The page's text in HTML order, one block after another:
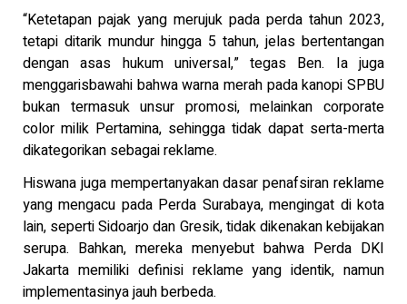
“Ketetapan pajak yang merujuk pada perda tahun 2023,
tetapi ditarik mundur hingga 5 tahun, jelas bertentangan
dengan asas hukum universal,” tegas Ben. Ia juga
menggarisbawahi bahwa warna merah pada kanopi SPBU
bukan termasuk unsur promosi, melainkan corporate
color milik Pertamina, sehingga tidak dapat serta-merta
dikategorikan sebagai reklame.
Hiswana juga mempertanyakan dasar penafsiran reklame
yang mengacu pada Perda Surabaya, mengingat di kota
lain, seperti Sidoarjo dan Gresik, tidak dikenakan kebijakan
serupa. Bahkan, mereka menyebut bahwa Perda DKI
Jakarta memiliki definisi reklame yang identik, namun
implementasinya jauh berbeda.